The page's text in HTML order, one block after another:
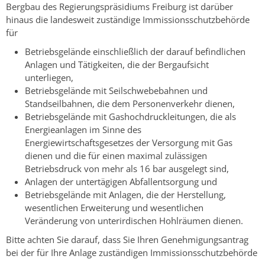
Bergbau des Regierungspräsidiums Freiburg ist darüber
hinaus die landesweit zuständige Immissionsschutzbehörde
für
Betriebsgelände einschließlich der darauf befindlichen
Anlagen und Tätigkeiten, die der Bergaufsicht
unterliegen,
Betriebsgelände mit Seilschwebebahnen und
Standseilbahnen, die dem Personenverkehr dienen,
Betriebsgelände mit Gashochdruckleitungen, die als
Energieanlagen im Sinne des
Energiewirtschaftsgesetzes der Versorgung mit Gas
dienen und die für einen maximal zulässigen
Betriebsdruck von mehr als 16 bar ausgelegt sind,
Anlagen der untertägigen Abfallentsorgung und
Betriebsgelände mit Anlagen, die der Herstellung,
wesentlichen Erweiterung und wesentlichen
Veränderung von unterirdischen Hohlräumen dienen.
Bitte achten Sie darauf, dass Sie Ihren Genehmigungsantrag
bei der für Ihre Anlage zuständigen Immissionsschutzbehörde